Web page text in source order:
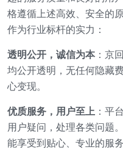
格遵循上述高效、安全的
作为行业标杆的实力：
透明公开，诚信为本：京
均公开透明，无任何隐藏
心变现。
优质服务，用户至上 ：平
用户疑问，处理各类问题
能享受到贴心、专业的服务